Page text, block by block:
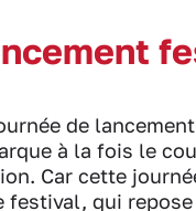
de
à la fois le
Car cette
qui